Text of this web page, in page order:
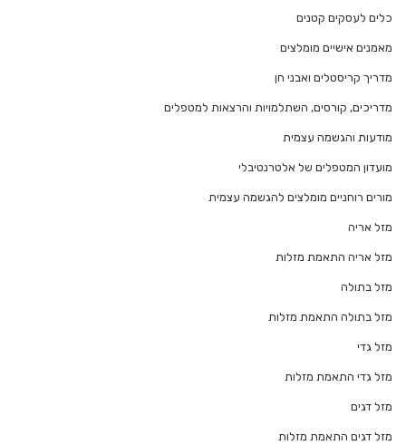
כלים לעסקים קטנים
מאמנים אישיים מומלצים
מדריך קריסטלים ואבני חן
מדריכים, קורסים, השתלמויות והרצאות למטפלים
מודעות והגשמה עצמית
מועדון המטפלים של אלטרנטיבלי
מורים רוחניים מומלצים להגשמה עצמית
מזל אריה
מזל אריה התאמת מזלות
מזל בתולה
מזל בתולה התאמת מזלות
מזל גדי
מזל גדי התאמת מזלות
מזל דגים
מזל דגים התאמת מזלות